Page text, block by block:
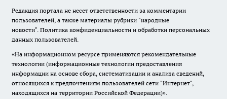
Редакция портала не несет ответственности за комментарии
пользователей, а также материалы рубрики "народные
новости". Политика конфиденциальности и обработки персональных
данных пользователей.
«На информационном ресурсе применяются рекомендательные
технологии (информационные технологии предоставления
информации на основе сбора, систематизации и анализа сведений,
относящихся к предпочтениям пользователей сети "Интернет",
находящихся на территории Российской Федерации)».